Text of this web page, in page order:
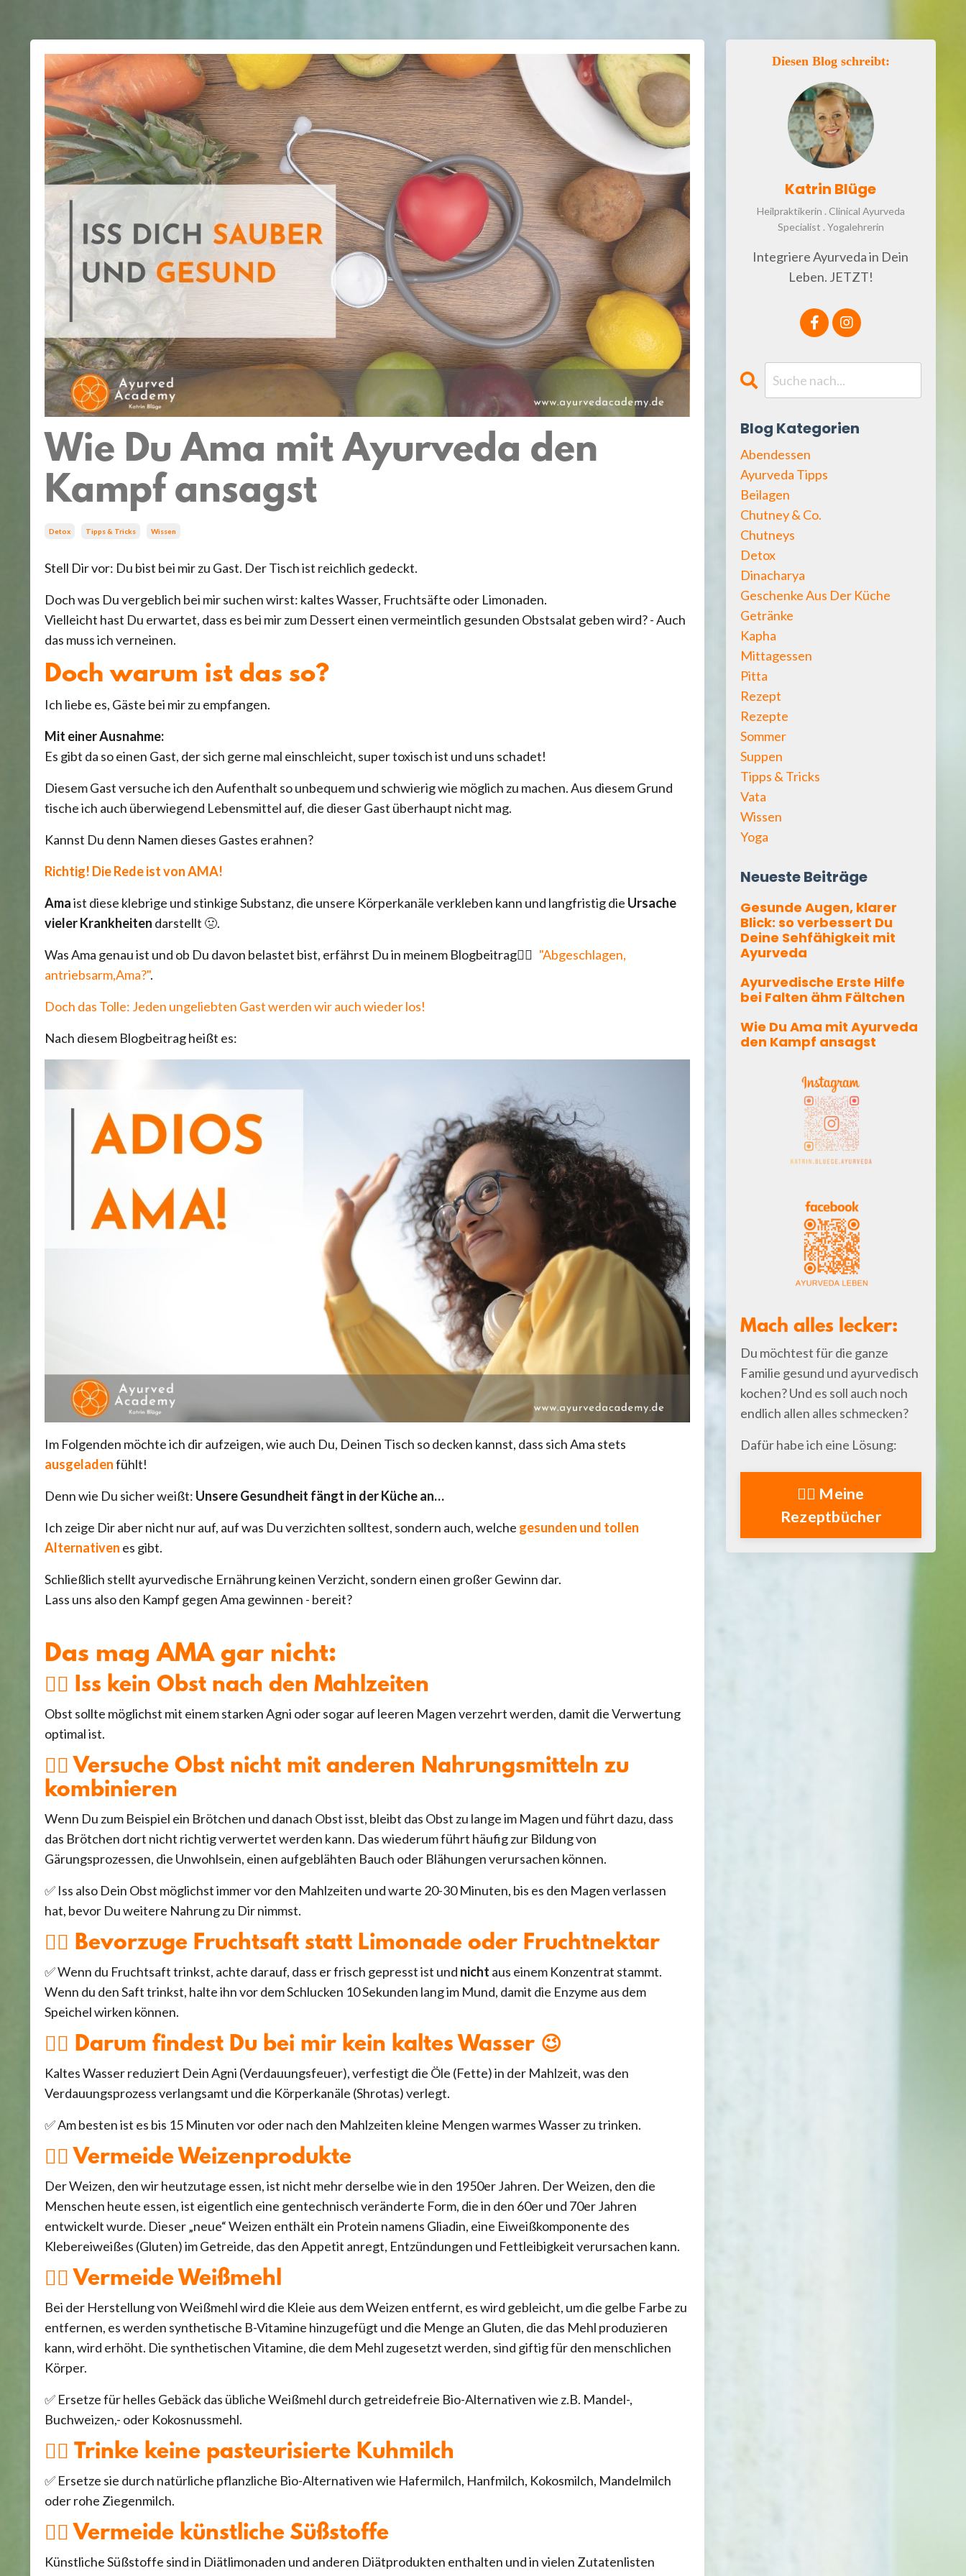
Wie Du Ama mit Ayurveda den
Kampf ansagst
Detox Tipps & Tricks Wissen
Stell Dir vor: Du bist bei mir zu Gast. Der Tisch ist reichlich gedeckt.
Doch was Du vergeblich bei mir suchen wirst: kaltes Wasser, Fruchtsäfte oder Limonaden.
Vielleicht hast Du erwartet, dass es bei mir zum Dessert einen vermeintlich gesunden Obstsalat geben wird? - Auch
das muss ich verneinen.
Doch warum ist das so?
Ich liebe es, Gäste bei mir zu empfangen.
Mit einer Ausnahme:
Es gibt da so einen Gast, der sich gerne mal einschleicht, super toxisch ist und uns schadet!
Diesem Gast versuche ich den Aufenthalt so unbequem und schwierig wie möglich zu machen. Aus diesem Grund
tische ich auch überwiegend Lebensmittel auf, die dieser Gast überhaupt nicht mag.
Kannst Du denn Namen dieses Gastes erahnen?
Richtig! Die Rede ist von AMA!
Amaist diese klebrige und stinkige Substanz, die unsere Körperkanäle verkleben kann und langfristig die Ursache
vieler Krankheiten darstellt 🤢.
Was Ama genau ist und ob Du davon belastet bist, erfährst Du in meinem Blogbeitrag👉🏼 "Abgeschlagen,
antriebsarm,Ama?".
Doch das Tolle: Jeden ungeliebten Gast werden wir auch wieder los!
Nach diesem Blogbeitrag heißt es:
Im Folgenden möchte ich dir aufzeigen, wie auch Du, Deinen Tisch so decken kannst, dass sich Ama stets
ausgeladenfühlt!
Denn wie Du sicher weißt: Unsere Gesundheit fängt in der Küche an…
Ich zeige Dir aber nicht nur auf, auf was Du verzichten solltest, sondern auch, welche gesunden und tollen
Alternativen es gibt.
Schließlich stellt ayurvedische Ernährung keinen Verzicht, sondern einen großer Gewinn dar.
Lass uns also den Kampf gegen Ama gewinnen - bereit?
Das mag AMA gar nicht:
👉🏼 Iss kein Obst nach den Mahlzeiten
Obst sollte möglichst mit einem starken Agni oder sogar auf leeren Magen verzehrt werden, damit die Verwertung
optimal ist.
👉🏼 Versuche Obst nicht mit anderen Nahrungsmitteln zu
kombinieren
Wenn Du zum Beispiel ein Brötchen und danach Obst isst, bleibt das Obst zu lange im Magen und führt dazu, dass
das Brötchen dort nicht richtig verwertet werden kann. Das wiederum führt häufig zur Bildung von
Gärungsprozessen, die Unwohlsein, einen aufgeblähten Bauch oder Blähungen verursachen können.
✅ Iss also Dein Obst möglichst immer vor den Mahlzeiten und warte 20-30 Minuten, bis es den Magen verlassen
hat, bevor Du weitere Nahrung zu Dir nimmst.
👉🏼 Bevorzuge Fruchtsaft statt Limonade oder Fruchtnektar
✅Wenn du Fruchtsaft trinkst, achte darauf, dass er frisch gepresst ist und nicht aus einem Konzentrat stammt.
Wenn du den Saft trinkst, halte ihn vor dem Schlucken 10 Sekunden lang im Mund, damit die Enzyme aus dem
Speichel wirken können.
👉🏼 Darum findest Du bei mir kein kaltes Wasser 😉
Kaltes Wasser reduziert Dein Agni (Verdauungsfeuer), verfestigt die Öle (Fette) in der Mahlzeit, was den
Verdauungsprozess verlangsamt und die Körperkanäle (Shrotas) verlegt.
✅Am besten ist es bis 15 Minuten vor oder nach den Mahlzeiten kleine Mengen warmes Wasser zu trinken.
👉🏼 Vermeide Weizenprodukte
Der Weizen, den wir heutzutage essen, ist nicht mehr derselbe wie in den 1950er Jahren. Der Weizen, den die
Menschen heute essen, ist eigentlich eine gentechnisch veränderte Form, die in den 60er und 70er Jahren
entwickelt wurde. Dieser „neue“ Weizen enthält ein Protein namens Gliadin, eine Eiweißkomponente des
Klebereiweißes (Gluten) im Getreide, das den Appetit anregt, Entzündungen und Fettleibigkeit verursachen kann.
👉🏼 Vermeide Weißmehl
Bei der Herstellung von Weißmehl wird die Kleie aus dem Weizen entfernt, es wird gebleicht, um die gelbe Farbe zu
entfernen, es werden synthetische B-Vitamine hinzugefügt und die Menge an Gluten, die das Mehl produzieren
kann, wird erhöht. Die synthetischen Vitamine, die dem Mehl zugesetzt werden, sind giftig für den menschlichen
Körper.
✅ Ersetze für helles Gebäck das übliche Weißmehl durch getreidefreie Bio-Alternativen wie z.B. Mandel-,
Buchweizen,- oder Kokosnussmehl.
👉🏼 Trinke keine pasteurisierte Kuhmilch
✅ Ersetze sie durch natürliche pflanzliche Bio-Alternativen wie Hafermilch, Hanfmilch, Kokosmilch, Mandelmilch
oder rohe Ziegenmilch.
👉🏼 Vermeide künstliche Süßstoffe
Künstliche Süßstoffe sind in Diätlimonaden und anderen Diätprodukten enthalten und in vielen Zutatenlisten
Diesen Blog schreibt:
Katrin Blüge
Heilpraktikerin . Clinical Ayurveda
Specialist . Yogalehrerin
Integriere Ayurveda in Dein
Leben. JETZT!
Blog Kategorien
Abendessen
Ayurveda Tipps
Beilagen
Chutney & Co.
Chutneys
Detox
Dinacharya
Geschenke Aus Der Küche
Getränke
Kapha
Mittagessen
Pitta
Rezept
Rezepte
Sommer
Suppen
Tipps & Tricks
Vata
Wissen
Yoga
Neueste Beiträge
Gesunde Augen, klarer
Blick: so verbessert Du
Deine Sehfähigkeit mit
Ayurveda
Ayurvedische Erste Hilfe
bei Falten ähm Fältchen
Wie Du Ama mit Ayurveda
den Kampf ansagst
Mach alles lecker:
Du möchtest für die ganze
Familie gesund und ayurvedisch
kochen? Und es soll auch noch
endlich allen alles schmecken?
Dafür habe ich eine Lösung:
👉🏻 Meine
Rezeptbücher